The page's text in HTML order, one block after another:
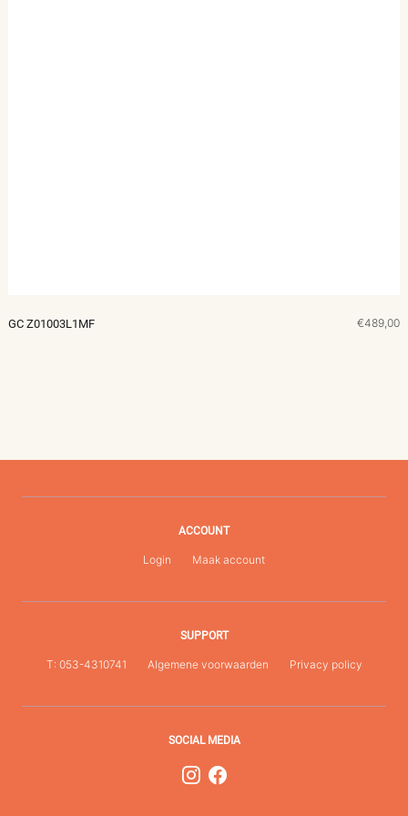
GC Z01003L1MF €489,00
ACCOUNT
Login Maak account
SUPPORT
T: 053-4310741 Algemene voorwaarden Privacy policy
SOCIAL MEDIA